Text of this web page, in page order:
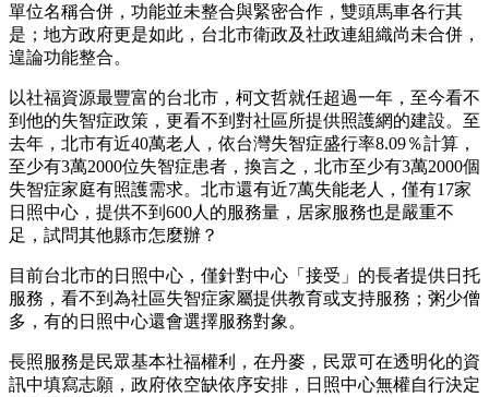
單位名稱合併，功能並未整合與緊密合作，雙頭馬車各行其
是；地方政府更是如此，台北市衛政及社政連組織尚未合併，
遑論功能整合。
以社福資源最豐富的台北市，柯文哲就任超過一年，至今看不
到他的失智症政策，更看不到對社區所提供照護網的建設。至
去年，北市有近40萬老人，依台灣失智症盛行率8.09％計算，
至少有3萬2000位失智症患者，換言之，北市至少有3萬2000個
失智症家庭有照護需求。北市還有近7萬失能老人，僅有17家
日照中心，提供不到600人的服務量，居家服務也是嚴重不
足，試問其他縣市怎麼辦？
目前台北市的日照中心，僅針對中心「接受」的長者提供日托
服務，看不到為社區失智症家屬提供教育或支持服務；粥少僧
多，有的日照中心還會選擇服務對象。
長照服務是民眾基本社福權利，在丹麥，民眾可在透明化的資
訊中填寫志願，政府依空缺依序安排，日照中心無權自行決定